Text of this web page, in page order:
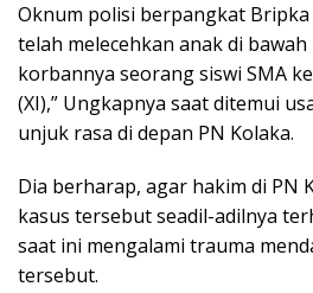
Oknum polisi berpangkat
telah melecehkan anak di
korbannya seorang siswi SMA
(XI),” Ungkapnya saat ditemui
unjuk rasa di depan PN Kolaka.
Dia berharap, agar hakim di PN
kasus tersebut seadil-adilnya
saat ini mengalami trauma
tersebut.